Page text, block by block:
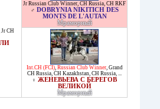
Jr CH
Jr Russian Club Winner, CH Russia, CH RKF
♂ DOBRYNIA NIKITICH DES
MONTS DE L'AUTAN
Мраморный
Int.CH (FCI), Russian Club Winner, Grand
CH Russia, CH Kazakhstan, CH Russia, ...
♀ ЖЕНЕВЬЕВА С БЕРЕГОВ
ВЕЛИКОЙ
Мраморный